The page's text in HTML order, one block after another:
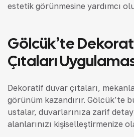
estetik görünmesine yardımcı
Gölcük’te
Çıtaları
Dekoratif duvar çıtaları,
görünüm kazandırır. Gölcük’te
ustalar, duvarlarınıza zarif
alanlarınızı kişiselleştirmenize